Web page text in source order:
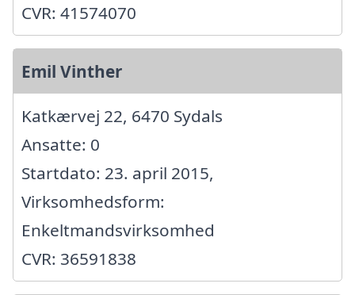
CVR: 41574070
Emil Vinther
Katkærvej 22, 6470 Sydals
Ansatte: 0
Startdato: 23. april 2015,
Virksomhedsform:
Enkeltmandsvirksomhed
CVR: 36591838